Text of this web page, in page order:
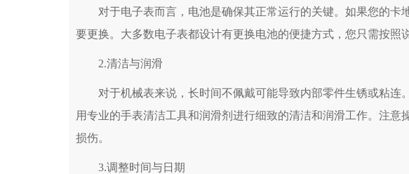
对于电子表而言，电池是确保其正常运行的关键。如果您的卡
要更换。大多数电子表都设计有更换电池的便捷方式，您只需按照
2.清洁与润滑
对于机械表来说，长时间不佩戴可能导致内部零件生锈或粘连
用专业的手表清洁工具和润滑剂进行细致的清洁和润滑工作。注意
损伤。
3.调整时间与日期